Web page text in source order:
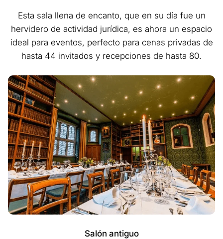
Esta sala llena de encanto, que en su día fue un
hervidero de actividad jurídica, es ahora un espacio
ideal para eventos, perfecto para cenas privadas de
hasta 44 invitados y recepciones de hasta 80.
Salón antiguo